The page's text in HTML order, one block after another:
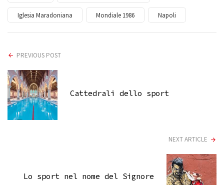
Iglesia Maradoniana Mondiale 1986 Napoli
PREVIOUS POST
Cattedrali dello sport
NEXT ARTICLE
Lo sport nel nome del Signore